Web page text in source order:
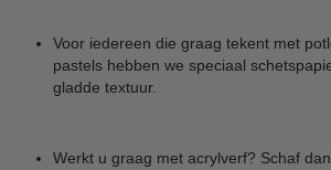
Voor iedereen die graag tekent met
pastels hebben we speciaal
gladde textuur.
Werkt u graag met acrylverf? Schaf